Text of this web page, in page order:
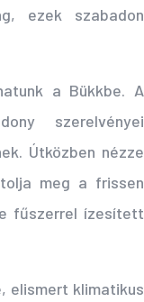
ezek szabadon
a Bükkbe. A
szerelvényei
Útközben nézze
meg a frissen
fűszerrel ízesített
elismert klimatikus